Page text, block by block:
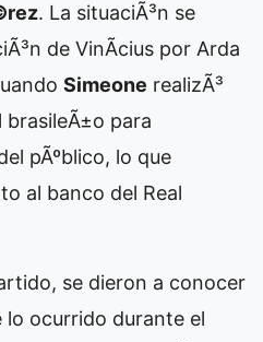
. La situaciÃ³n se
de VinÃ­cius por Arda
Simeone realizÃ³
brasileÃ±o para
pÃºblico, lo que
al banco del Real
se dieron a conocer
lo ocurrido durante el